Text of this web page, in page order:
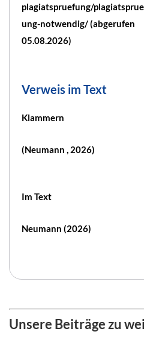
plagiatspruefung/
ung-notwendig/ (abgerufen
05.08.2026)
Verweis im Text
Klammern
(Neumann , 2026)
Im Text
Neumann (2026)
Unsere Beiträge zu